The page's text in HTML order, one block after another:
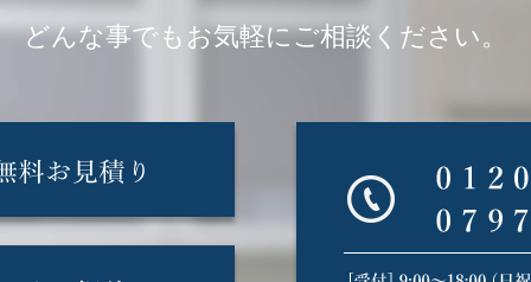
どんな事でもお気軽にご相談ください。